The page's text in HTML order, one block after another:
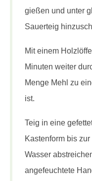
gießen und unter
Sauerteig
Mit einem
Minuten weiter
Menge Mehl zu
ist.
Teig in eine
Kastenform bis
Wasser
angefeuchtete